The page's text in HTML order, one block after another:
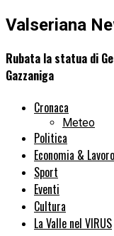
Valseriana
Rubata la statua di
Gazzaniga
Cronaca
Meteo
Politica
Economia & Lavoro
Sport
Eventi
Cultura
La Valle nel VIRUS